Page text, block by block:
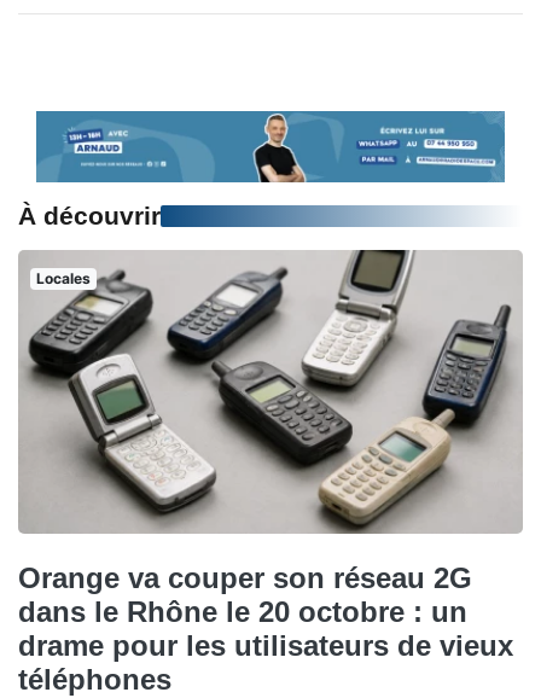
À découvrir
Locales
Orange va couper son réseau 2G
dans le Rhône le 20 octobre : un
drame pour les utilisateurs de vieux
téléphones